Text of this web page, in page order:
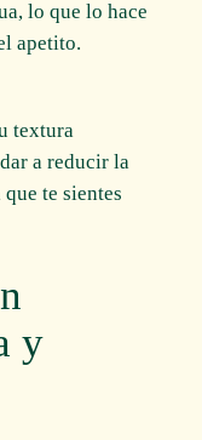
lo que lo hace
apetito.
textura
a reducir la
te sientes
y